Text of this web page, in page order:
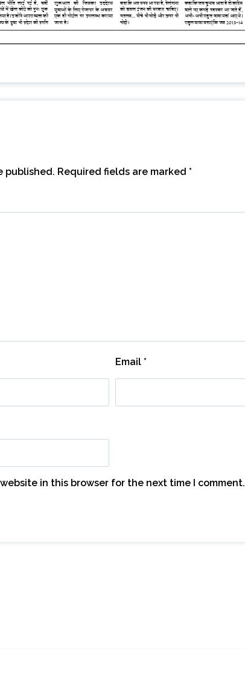
published. Required fields are marked *
Email*
in this browser for the next time I comment.